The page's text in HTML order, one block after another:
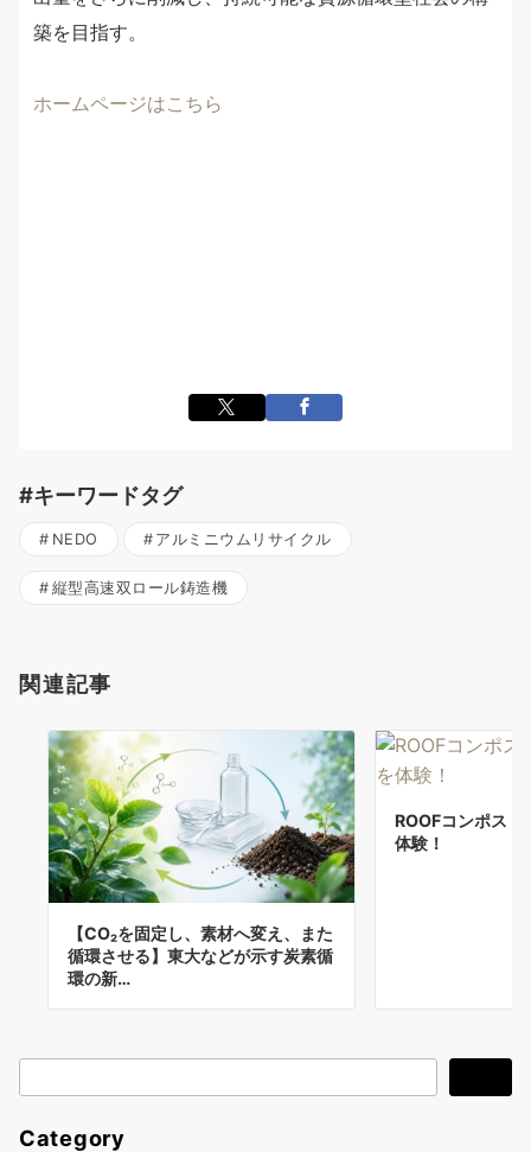
築を目指す。
ホームページはこちら
#キーワードタグ
NEDO アルミニウムリサイクル
縦型高速双ロール鋳造機
関連記事
【CO₂を固定し、素材へ変え、また
循環させる】東大などが示す炭素循
環の新…
ROOFコンポス
体験！
索
Category